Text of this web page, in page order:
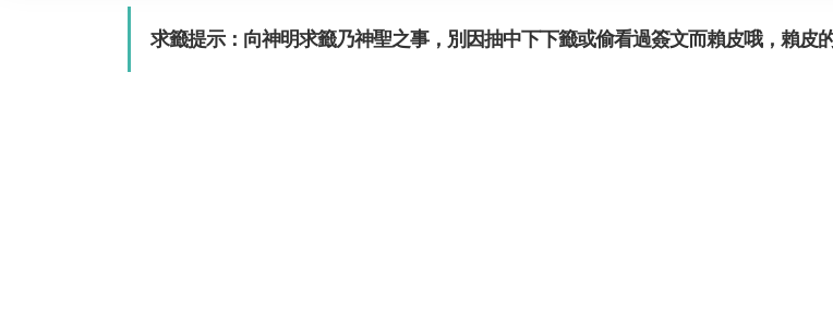
求籤提示：向神明求籤乃神聖之事，別因抽中下下籤或偷看過簽文而賴皮哦，賴皮